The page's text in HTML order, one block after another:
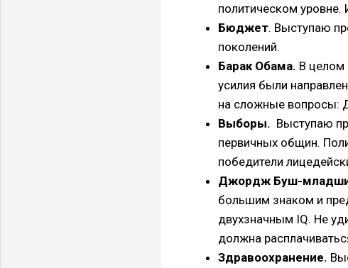
политическом уровне.
Бюджет. Выступаю
поколений.
Барак Обама. В целом
усилия были
на сложные
Выборы. Выступаю
первичных общин.
победители
Джордж Буш-
большим знаком и
двухзначным IQ. Не
должна
Здравоохранение.